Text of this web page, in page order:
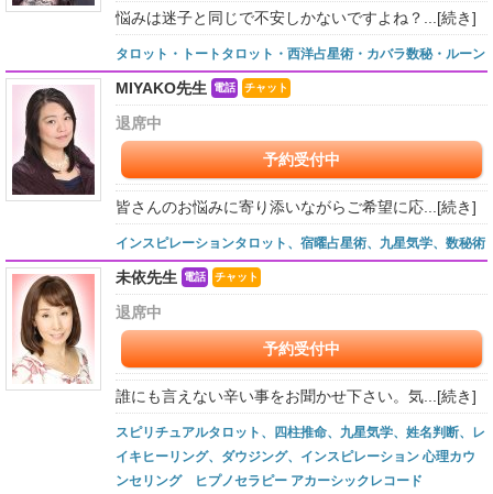
悩みは迷子と同じで不安しかないですよね？... [続き]
タロット・トートタロット・西洋占星術・カバラ数秘・ルーン
MIYAKO先生 電話 チャット
退席中
予約受付中
皆さんのお悩みに寄り添いながらご希望に応... [続き]
インスピレーションタロット、宿曜占星術、九星気学、数秘術
未依先生 電話 チャット
退席中
予約受付中
誰にも言えない辛い事をお聞かせ下さい。気... [続き]
スピリチュアルタロット、四柱推命、九星気学、姓名判断、レ
イキヒーリング、ダウジング、インスピレーション 心理カウ
ンセリング ヒプノセラピー アカーシックレコード